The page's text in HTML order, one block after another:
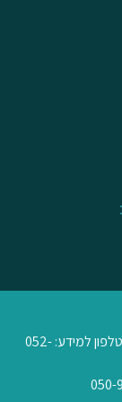
© כל הזכויות שמורות לפסטיבל צלילים במדבר | טלפון למידע: 052-